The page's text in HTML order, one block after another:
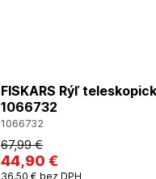
FISKARS Rýľ
1066732
1066732
67,99 €
44,90 €
36,50 € bez DPH